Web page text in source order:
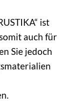
ist
auch für
Sie jedoch